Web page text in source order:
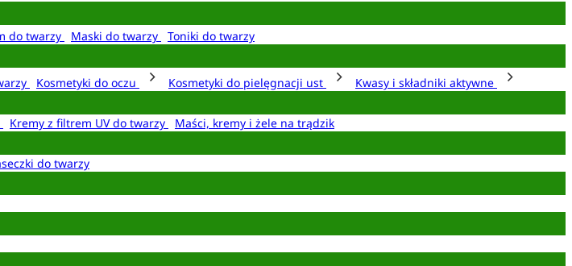
do twarzy Maski do twarzy
Toniki do twarzy
Kosmetyki do oczu Kosmetyki do pielęgnacji ust
Kwasy i składniki aktywne
Kremy z filtrem UV do twarzy
Maści, kremy i żele na trądzik
do twarzy